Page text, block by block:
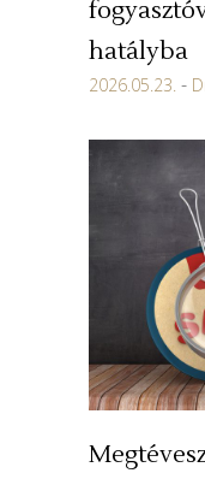
hatályba
2026.05.23.